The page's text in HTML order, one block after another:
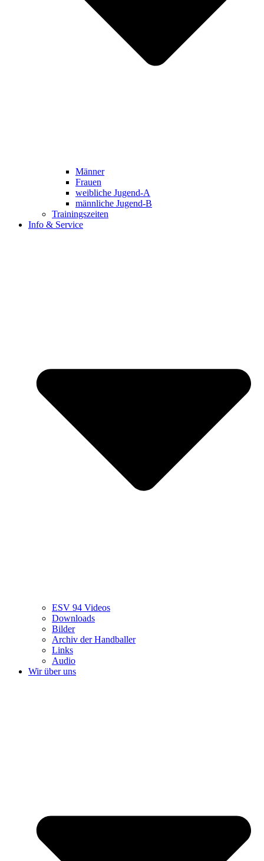
Männer
Frauen
weibliche Jugend-A
männliche Jugend-B
Trainingszeiten
Info & Service
ESV 94 Videos
Downloads
Bilder
Archiv der Handballer
Links
Audio
Wir über uns